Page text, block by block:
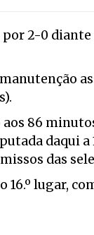
2-0 diante
86
daqui
das
16.º lugar,